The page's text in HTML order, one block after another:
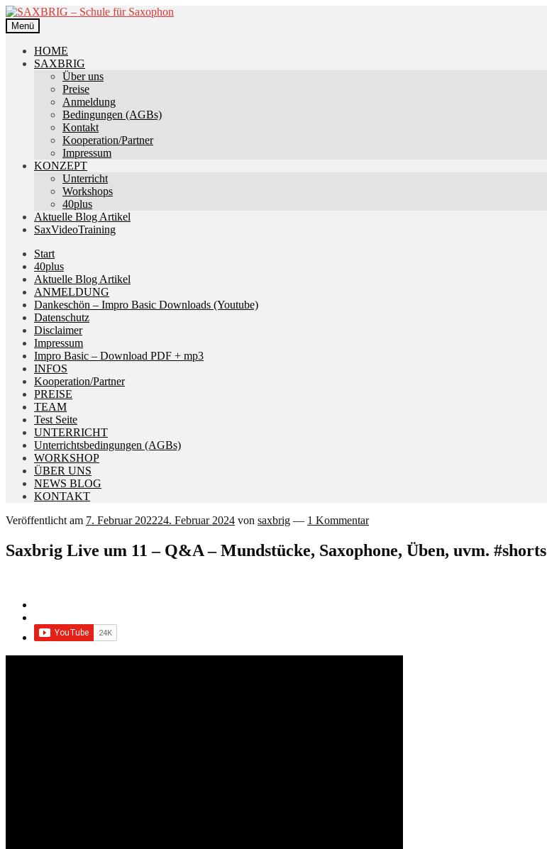
Zur
Navigation
springen
Zum
Inhalt
springen
Menü
HOME
SAXBRIG
Über uns
Preise
Anmeldung
Bedingungen (AGBs)
Kontakt
Kooperation/Partner
Impressum
KONZEPT
Unterricht
Workshops
40plus
Aktuelle Blog Artikel
SaxVideoTraining
Start
40plus
Aktuelle Blog Artikel
ANMELDUNG
Dankeschön – Impro Basic Downloads (Youtube)
Datenschutz
Disclaimer
Impressum
Impro Basic – Download PDF + mp3
INFOS
Kooperation/Partner
PREISE
TEAM
Test Seite
UNTERRICHT
Unterrichtsbedingungen (AGBs)
WORKSHOP
ÜBER UNS
NEWS BLOG
KONTAKT
Veröffentlicht am 7. Februar 202224. Februar 2024 von saxbrig — 1 Kommentar
Saxbrig Live um 11 – Q&A – Mundstücke, Saxophone, Üben, uvm. #shorts